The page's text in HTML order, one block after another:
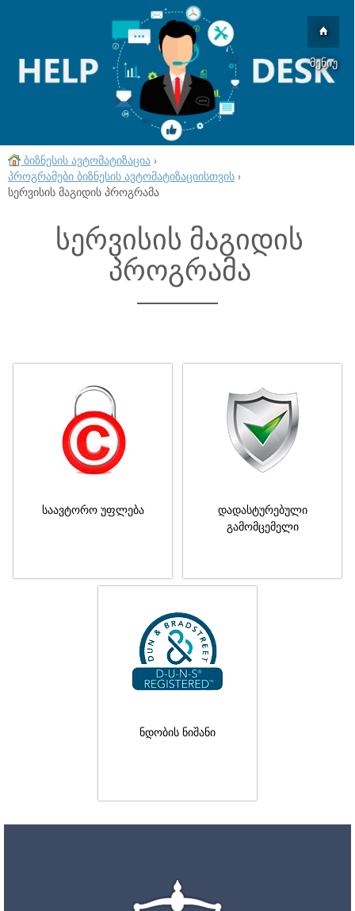
მენიუ
ბიზნესის ავტომატიზაცია ›
პროგრამები ბიზნესის ავტომატიზაციისთვის ›
სერვისის მაგიდის პროგრამა
სერვისის მაგიდის
პროგრამა
საავტორო უფლება
დადასტურებული
გამომცემელი
ნდობის ნიშანი